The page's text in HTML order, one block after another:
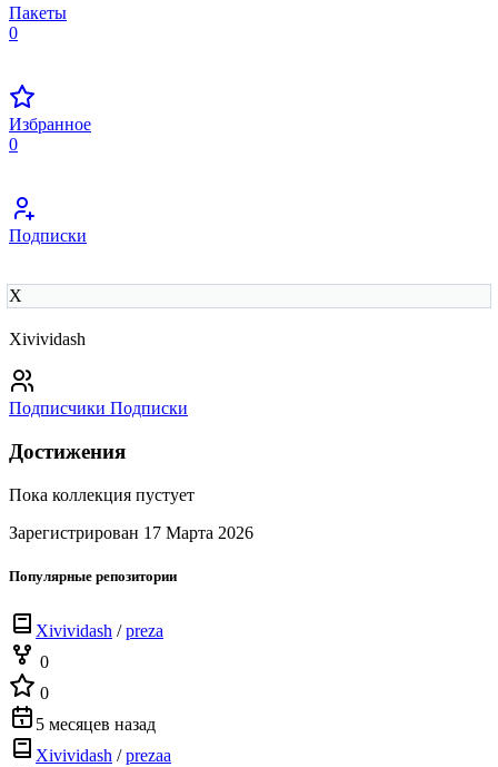
Пакеты
0
Избранное
0
Подписки
X
Xivividash
Подписчики Подписки
Достижения
Пока коллекция пустует
Зарегистрирован 17 Марта 2026
Популярные репозитории
Xivividash /preza
0
0
5 месяцев назад
Xivividash /prezaa